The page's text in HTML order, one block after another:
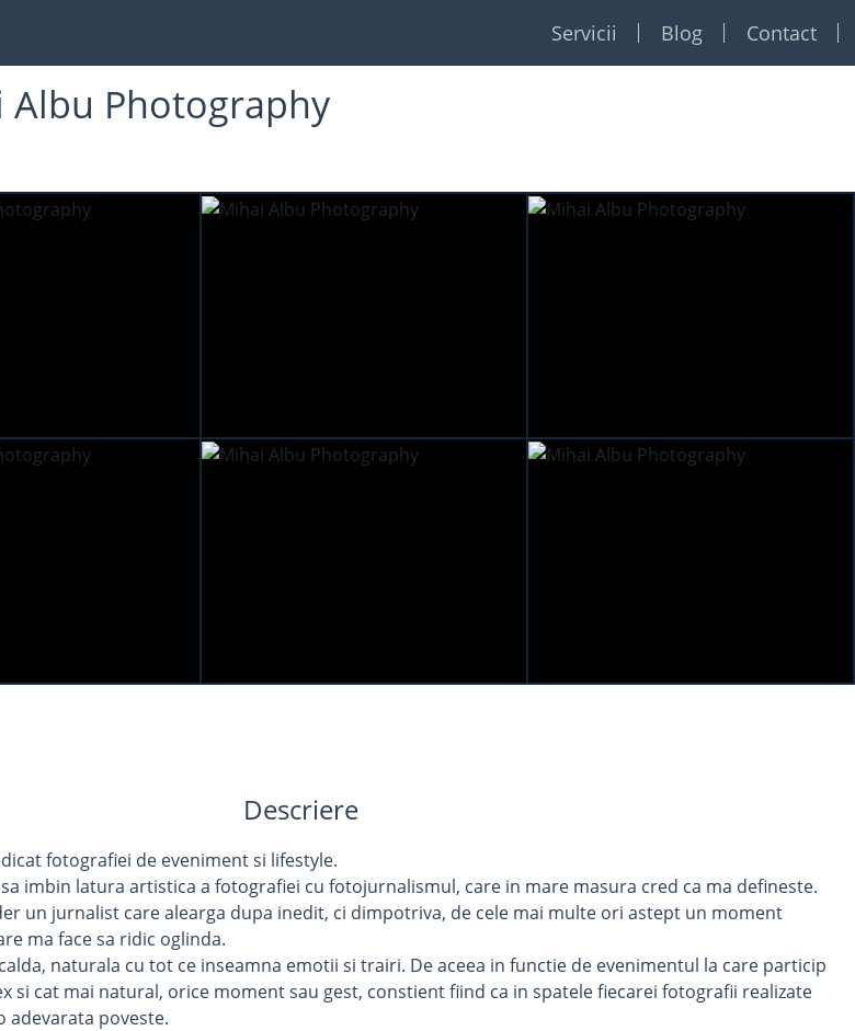
Servicii
Foto Video
Blog Contact
Albu Photography
Descriere
fotografiei de eveniment si lifestyle.
imbin latura artistica a fotografiei cu fotojurnalismul, care in mare masura cred ca ma defineste.
un jurnalist care alearga dupa inedit, ci dimpotriva, de cele mai multe ori astept un moment
ma face sa ridic oglinda.
naturala cu tot ce inseamna emotii si trairi. De aceea in functie de evenimentul la care particip
si cat mai natural, orice moment sau gest, constient fiind ca in spatele fiecarei fotografii realizate
adevarata poveste.